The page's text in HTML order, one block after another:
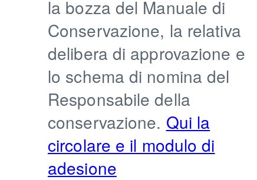
la bozza del Manuale di
Conservazione, la relativa
delibera di approvazione e
lo schema di nomina del
Responsabile della
conservazione. Qui la
circolare e il modulo di
adesione